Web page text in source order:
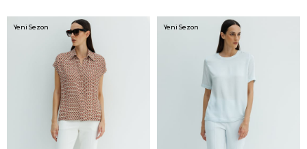
Yeni Sezon Yeni Sezon